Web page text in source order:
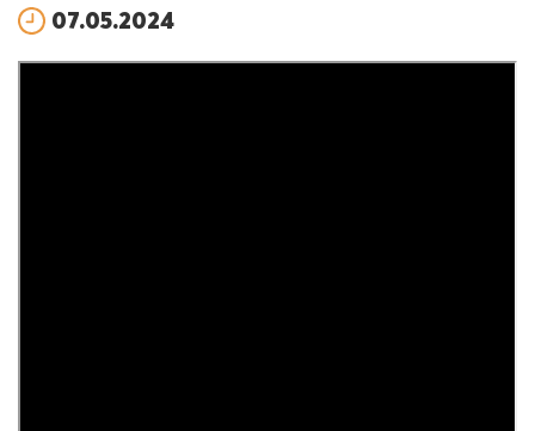
07.05.2024